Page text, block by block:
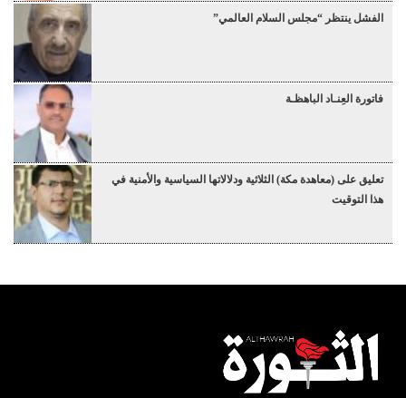
الفشل ينتظر “مجلس السلام العالمي”
فاتورة العِنـاد الباهظـة
تعليق على (معاهدة مكة) الثلاثية ودلالاتها السياسية والأمنية في
هذا التوقيت